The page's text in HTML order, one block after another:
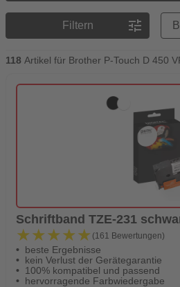
Filtern tune
Preisreihenfolge
118 Artikel für Brother P-Touch D 450
Schriftband TZE-231
★★★★★
★★★★★ (161 Bewertungen)
beste Ergebnisse
kein Verlust der Gerätegarantie
100% kompatibel und passend
hervorragende Farbwiedergabe